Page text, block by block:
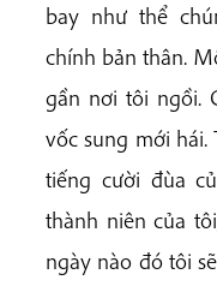
bay như thể
chính bản thân.
gần nơi tôi ngồi.
vốc sung mới
tiếng cười đùa
thành niên của
ngày nào đó tôi